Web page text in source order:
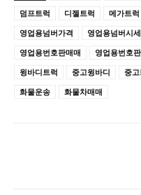
덤프트럭
디젤트럭 메가트럭
영업용넘버가격
영업용넘버시세
영업용번호판매매
영업용번호
윙바디트럭
중고윙바디 중
화물운송
화물차매매